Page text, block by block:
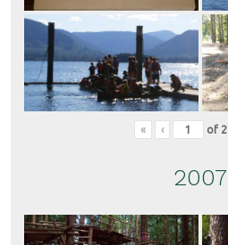
« ‹ of 2
2007